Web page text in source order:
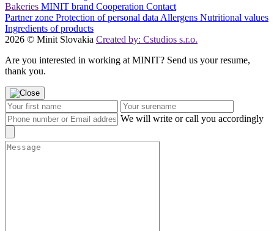
Bakeries MINIT brand Cooperation Contact
Partner zone Protection of personal data Allergens Nutritional values
Ingredients of products
2026 © Minit Slovakia Created by: Cstudios s.r.o.
Are you interested in working at MINIT? Send us your resume,
thank you.
We will write or call you accordingly